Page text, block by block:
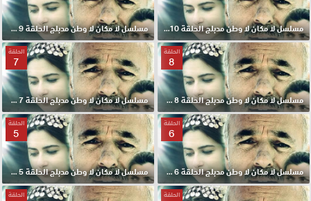
مسلسل لا مكان لا وطن مدبلج الحلقة 10 HD مسلسل لا مكان لا وطن مدبلج الحلقة 9 HD
الحلقة
8
مسلسل لا مكان لا وطن مدبلج الحلقة 8 HD
الحلقة
7
مسلسل لا مكان لا وطن مدبلج الحلقة 7 HD
الحلقة
6
مسلسل لا مكان لا وطن مدبلج الحلقة 6 HD
الحلقة
5
مسلسل لا مكان لا وطن مدبلج الحلقة 5 HD
الحلقة الحلقة